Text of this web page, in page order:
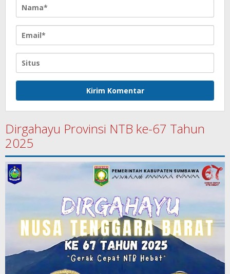
Dirgahayu Provinsi NTB ke-67 Tahun
2025